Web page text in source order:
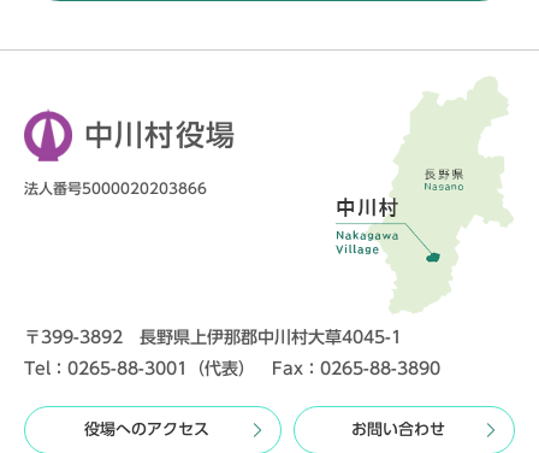
中川村役場
法人番号5000020203866
〒399-3892 長野県上伊那郡中川村大草4045-1
Tel：0265-88-3001（代表） Fax：0265-88-3890
役場へのアクセス お問い合わせ